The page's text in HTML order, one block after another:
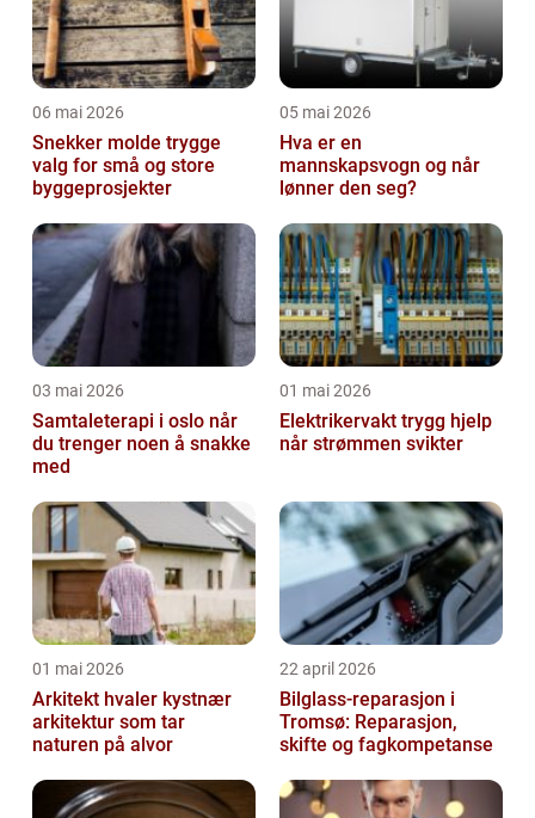
06 mai 2026
Snekker molde trygge
valg for små og store
byggeprosjekter
05 mai 2026
Hva er en
mannskapsvogn og når
lønner den seg?
03 mai 2026
Samtaleterapi i oslo når
du trenger noen å snakke
med
01 mai 2026
Elektrikervakt trygg hjelp
når strømmen svikter
01 mai 2026
Arkitekt hvaler kystnær
arkitektur som tar
naturen på alvor
22 april 2026
Bilglass-reparasjon i
Tromsø: Reparasjon,
skifte og fagkompetanse